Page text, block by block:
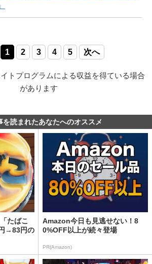
1 2 3 4 5 次へ
トプログラムによる収益を得ている場合
があります
を読まれたあなたへのオススメ
たばこ
→83円の
Amazon今日も見逃せない！8
0%OFF以上が続々登場
PR(Amazon)